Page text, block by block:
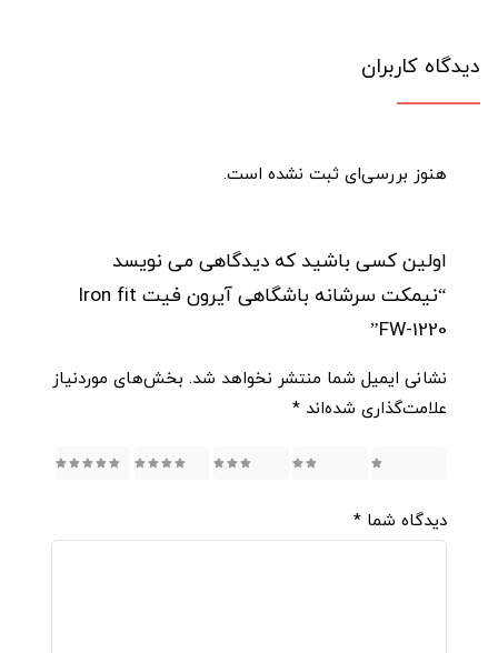
دیدگاه کاربران
هنوز بررسی‌ای ثبت نشده است.
اولین کسی باشید که دیدگاهی می نویسد
“نیمکت سرشانه باشگاهی آیرون فیت Iron fit
FW-1220”
نشانی ایمیل شما منتشر نخواهد شد. بخش‌های موردنیاز
علامت‌گذاری شده‌اند *
5
دیدگاه شما *